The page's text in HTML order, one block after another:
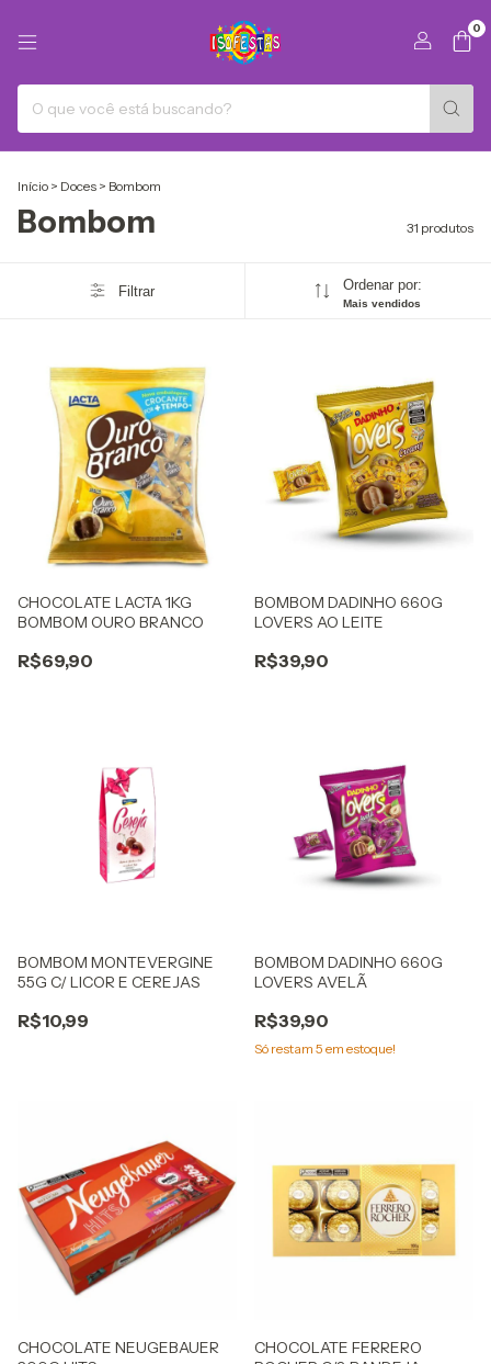
0
Início > Doces > Bombom
Bombom 31 produtos
Filtrar Ordenar por:
Mais vendidos
CHOCOLATE LACTA 1KG
BOMBOM OURO BRANCO
R$69,90
BOMBOM DADINHO 660G
LOVERS AO LEITE
R$39,90
BOMBOM MONTEVERGINE
55G C/ LICOR E CEREJAS
R$10,99
BOMBOM DADINHO 660G
LOVERS AVELÃ
R$39,90
Só restam 5 em estoque!
CHOCOLATE NEUGEBAUER
CHOCOLATE FERRERO